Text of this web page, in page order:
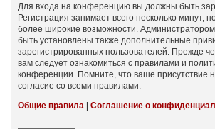
Для входа на конференцию вы должны быть
Регистрация занимает всего несколько минут,
более широкие возможности.
быть установлены также дополнительные
зарегистрированных пользователей. Прежде
вам следует ознакомиться с правилами и
конференции. Помните, что ваше присутствие
согласие со всеми правилами.
Общие правила | Соглашение о